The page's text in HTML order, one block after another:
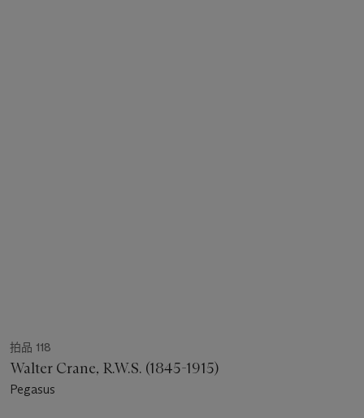
拍品 118
Walter Crane, R.W.S. (1845-1915)
Pegasus